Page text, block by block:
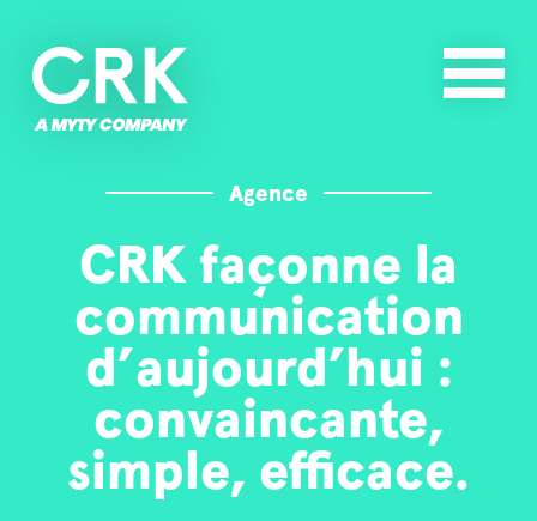
Agence
CRK façonne la
communication
d’aujourd’hui :
convaincante,
simple, efficace.